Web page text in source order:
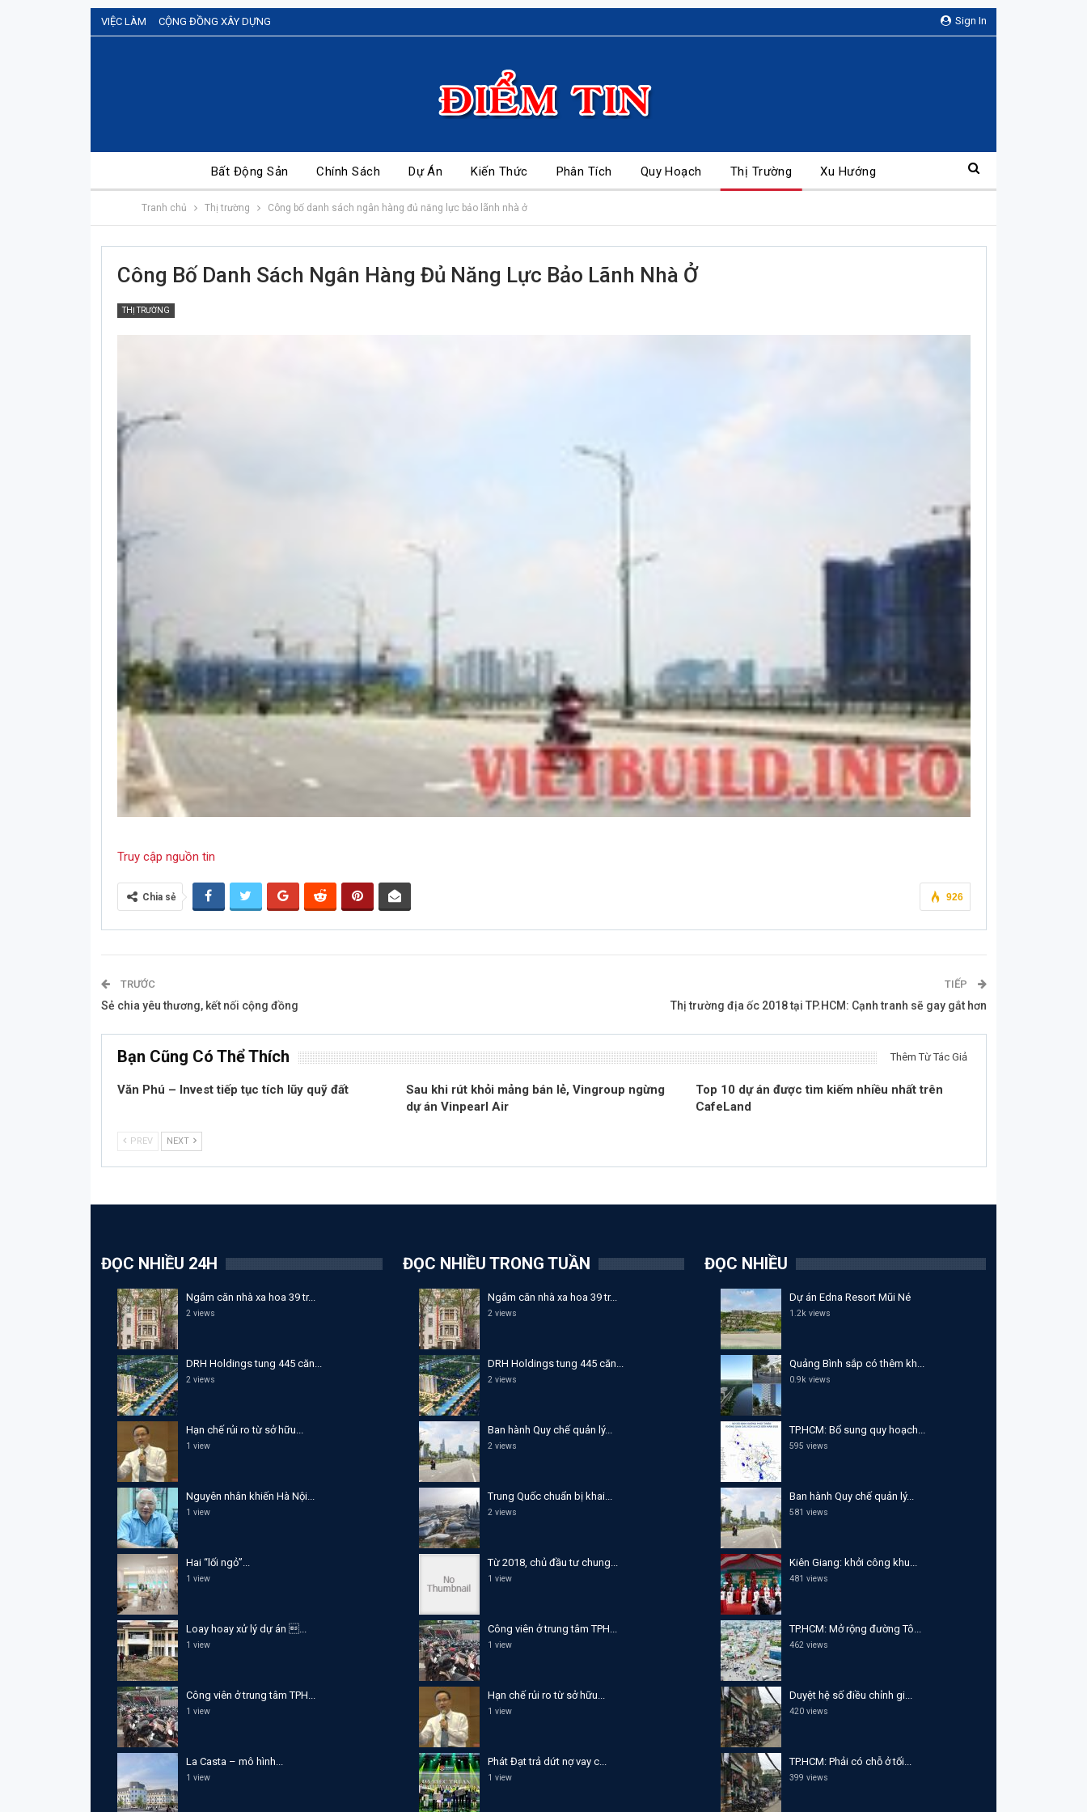
Sign In
VIỆC LÀM CỘNG ĐỒNG XÂY DỰNG
Bất Động Sản Chính Sách Dự Án Kiến Thức Phân Tích Quy Hoạch Thị Trường Xu Hướng
Tranh chủ Thị trường Công bố danh sách ngân hàng đủ năng lực bảo lãnh nhà ở
Công Bố Danh Sách Ngân Hàng Đủ Năng Lực Bảo Lãnh Nhà Ở
THỊ TRƯỜNG
Truy cập nguồn tin
926
Chia sẻ
TRƯỚC
Sẻ chia yêu thương, kết nối cộng đồng
TIẾP
Thị trường địa ốc 2018 tại TP.HCM: Cạnh tranh sẽ gay gắt hơn
Bạn Cũng Có Thể Thích Thêm Từ Tác Giả
Văn Phú – Invest tiếp tục tích lũy quỹ đất
Sau khi rút khỏi mảng bán lẻ, Vingroup ngừng
dự án Vinpearl Air
Top 10 dự án được tìm kiếm nhiều nhất trên
CafeLand
PREV NEXT
ĐỌC NHIỀU 24H
Ngắm căn nhà xa hoa 39 tr...
2 views
DRH Holdings tung 445 căn...
2 views
Hạn chế rủi ro từ sở hữu...
1 view
Nguyên nhân khiến Hà Nội...
1 view
Hai “lối ngỏ”...
1 view
Loay hoay xử lý dự án ...
1 view
Công viên ở trung tâm TPH...
1 view
La Casta – mô hình...
1 view
ĐỌC NHIỀU TRONG TUẦN
Ngắm căn nhà xa hoa 39 tr...
2 views
DRH Holdings tung 445 căn...
2 views
Ban hành Quy chế quản lý...
2 views
Trung Quốc chuẩn bị khai...
2 views
Từ 2018, chủ đầu tư chung...
1 view
Công viên ở trung tâm TPH...
1 view
Hạn chế rủi ro từ sở hữu...
1 view
Phát Đạt trả dứt nợ vay c...
1 view
ĐỌC NHIỀU
Dự án Edna Resort Mũi Né
1.2k views
Quảng Bình sắp có thêm kh...
0.9k views
TP.HCM: Bổ sung quy hoạch...
595 views
Ban hành Quy chế quản lý...
581 views
Kiên Giang: khởi công khu...
481 views
TP.HCM: Mở rộng đường Tô...
462 views
Duyệt hệ số điều chỉnh gi...
420 views
TP.HCM: Phải có chỗ ở tối...
399 views